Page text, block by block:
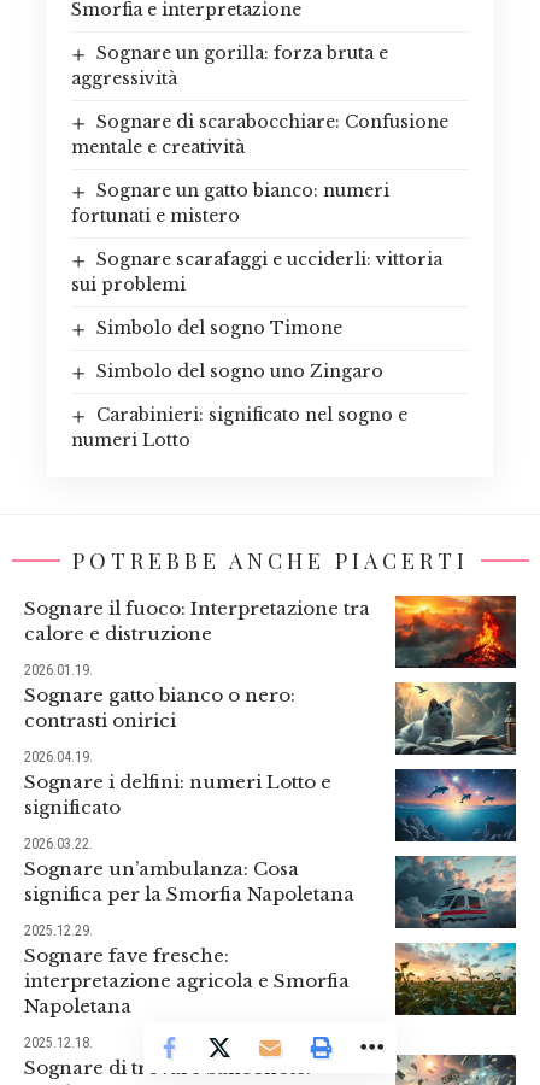
Smorfia e interpretazione
Sognare un gorilla: forza bruta e
aggressività
Sognare di scarabocchiare: Confusione
mentale e creatività
Sognare un gatto bianco: numeri
fortunati e mistero
Sognare scarafaggi e ucciderli: vittoria
sui problemi
Simbolo del sogno Timone
Simbolo del sogno uno Zingaro
Carabinieri: significato nel sogno e
numeri Lotto
POTREBBE ANCHE PIACERTI
Sognare il fuoco: Interpretazione tra
calore e distruzione
2026.01.19.
Sognare gatto bianco o nero:
contrasti onirici
2026.04.19.
Sognare i delfini: numeri Lotto e
significato
2026.03.22.
Sognare un’ambulanza: Cosa
significa per la Smorfia Napoletana
2025.12.29.
Sognare fave fresche:
interpretazione agricola e Smorfia
Napoletana
2025.12.18.
Sognare di trovare banconote: